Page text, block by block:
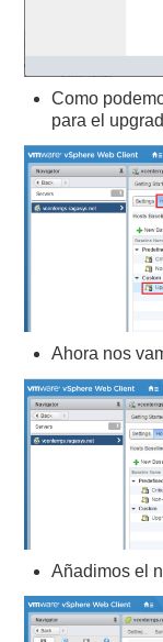
Como
para el
Ahora nos
Añadimos el